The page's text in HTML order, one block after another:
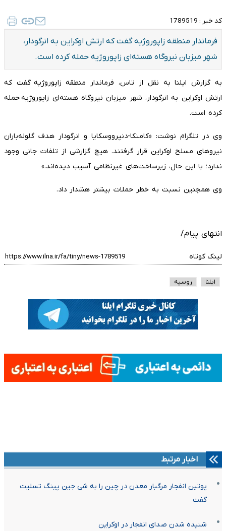
کد خبر : 1789519
‌فرماندار منطقه زاپوروژیه ‌گفت که ارتش اوکراین به انرگودار،
شهر میزبان نیروگاه هسته‌ای زاپوروژیه حمله کرده است.
به گزارش ایلنا به نقل از تاس، فرماندار منطقه زاپوروژیه ‌گفت که
ارتش اوکراین به انرگودار، شهر میزبان نیروگاه هسته‌ای زاپوروژیه حمله
کرده است.
وی در تلگرام نوشت: «کامنکا-دنپرووسکایا و انرگودار هدف گلوله‌باران
نیروهای مسلح اوکراین قرار گرفتند. هیچ گزارشی از تلفات جانی وجود
ندارد؛ با این حال، زیرساخت‌های غیرنظامی آسیب دیده‌اند.»
وی همچنین نسبت به خطر حملات بیشتر هشدار داد.
انتهای پیام/
لینک کوتاه
ایلنا روسیه
اخبار مرتبط
پوتین انفجار مرگبار معدن در چین را به شی جین پینگ تسلیت
گفت
شنیده شدن صدای انفجار در اوکراین